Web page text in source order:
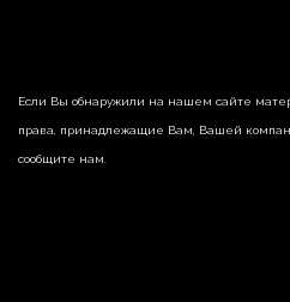
Если Вы обнаружили на нашем сайте
права, принадлежащие Вам, Вашей
сообщите нам.